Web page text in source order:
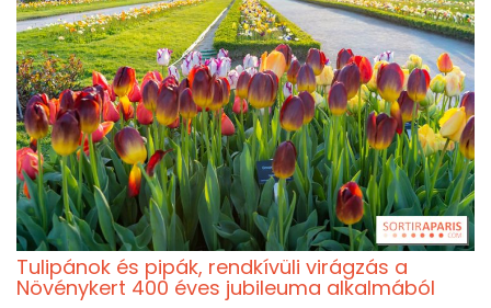
Tulipánok és pipák, rendkívüli virágzás a
Növénykert 400 éves jubileuma alkalmából